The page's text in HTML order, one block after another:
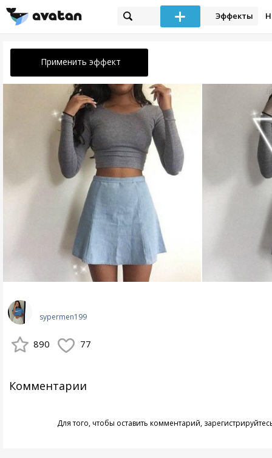
Эффекты
Применить эффект
sypermen199
890 77
Комментарии
Для того, чтобы оставить комментарий,